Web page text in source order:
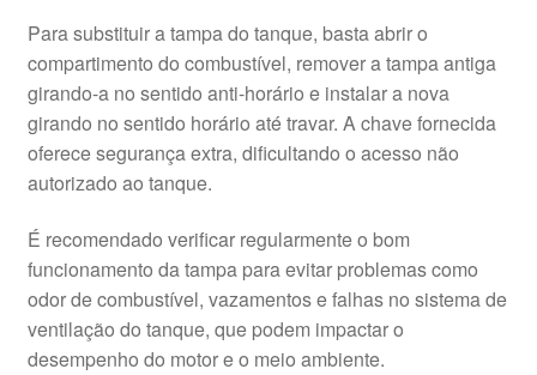
Para substituir a tampa do tanque, basta abrir o
compartimento do combustível, remover a tampa antiga
girando-a no sentido anti-horário e instalar a nova
girando no sentido horário até travar. A chave fornecida
oferece segurança extra, dificultando o acesso não
autorizado ao tanque.
É recomendado verificar regularmente o bom
funcionamento da tampa para evitar problemas como
odor de combustível, vazamentos e falhas no sistema de
ventilação do tanque, que podem impactar o
desempenho do motor e o meio ambiente.